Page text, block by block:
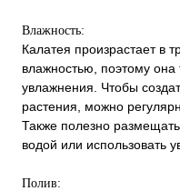
Влажность:
Калатея произрастает в
влажностью, поэтому она
увлажнения. Чтобы
растения, можно
Также полезно
водой или использовать
Полив: